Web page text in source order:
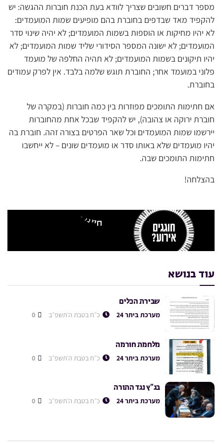
מספר דברים חשובים שצריך לוודא בעת הכנת חוברות ההגשה: יש
להקפיד מאד שבדפים בחוברת בהם מופיעים שמות המועמדים:
לא יהיו מחיקות או הוספות בשמות המועמדים; לא יהיה שינוי סדר
המועמדים; לא ישונה המספר הסידורי שליד שמות המועמדים; לא
יהיו תיקונים בשמות המועמדים; לא תהיה החלפה של מועמד
פלוני במועמד אחר; החוברת תוגש שלמה בלבד. אין לפרק עמודים
בחוברת.
אם חתימות התומכים מפוזרות בין כמה חוברות (במקרה של
חוברת ירוקה או צהובה), יש להקפיד שבכל אחת מהחוברות
יירשמו שמות המועמדים וכל שאר הפרטים בצורה זהה. חוברת בה
יהיו מועמדים שלא באותו סדר או מועמדים שונים – לא ייחשבו
חתימות התומכים שבה.
בהצלחה!
עוד בנושא
שבירת הכלים
מערכת ביתר 24 כ״ח בטבת ה׳תשפ״ב
מלחמת חורמה
מערכת ביתר 24 כ״ח בטבת ה׳תשפ״ב
בג”ץ נגד התורה
מערכת ביתר 24 כ״ח בטבת ה׳תשפ״ב